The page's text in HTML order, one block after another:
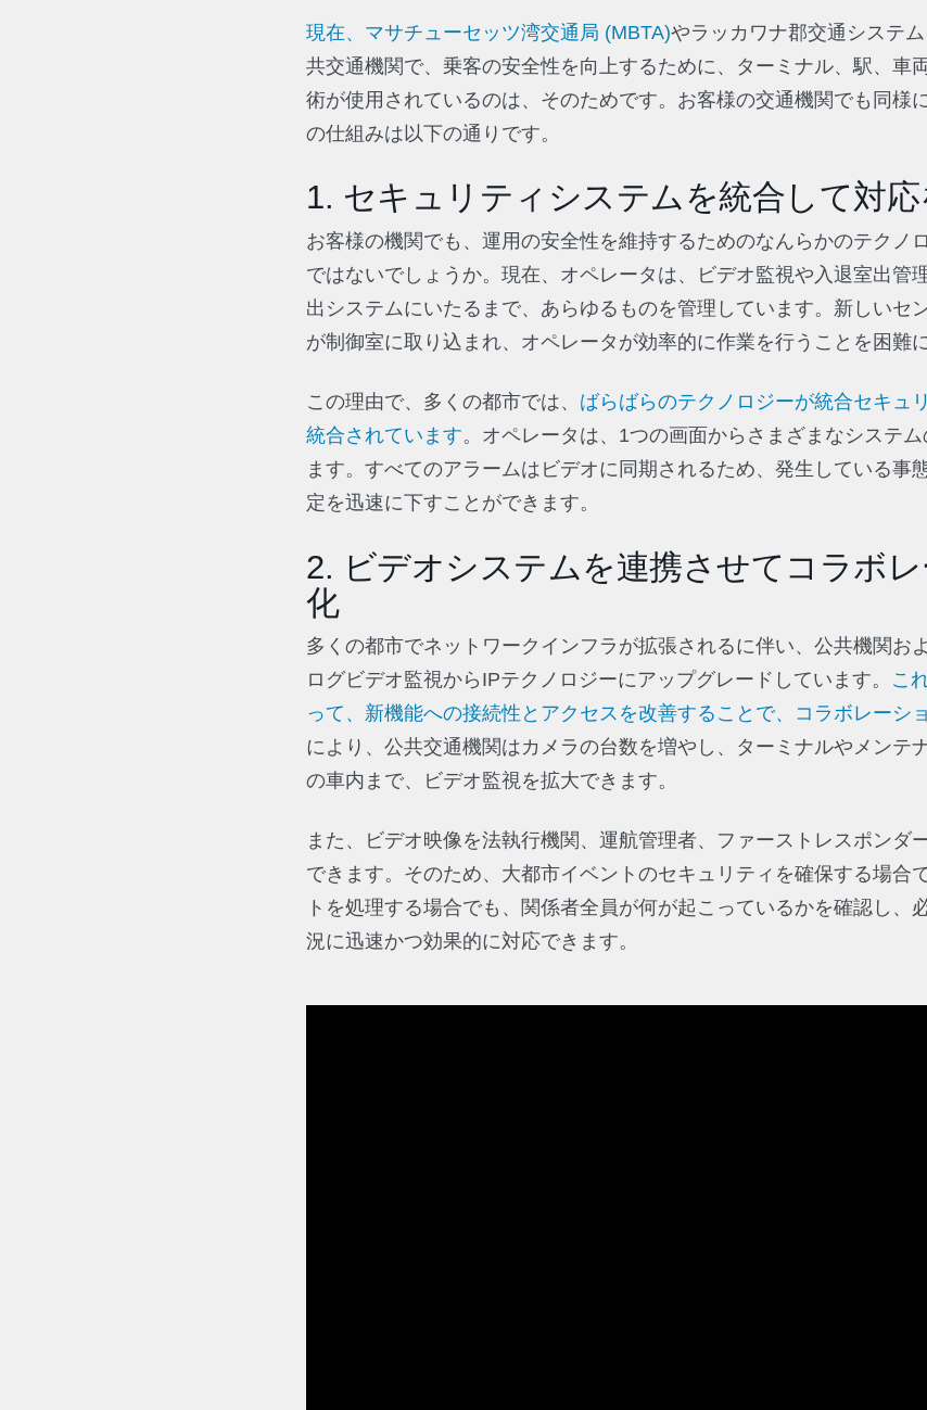
現在、マサチューセッツ湾交通局 (MBTA)やラッカワナ郡交通システ
共交通機関で、乗客の安全性を向上するために、ターミナル、駅、車
術が使用されているのは、そのためです。お客様の交通機関でも同様
の仕組みは以下の通りです。
1. セキュリティシステムを統合して対
お客様の機関でも、運用の安全性を維持するためのなんらかのテクノ
ではないでしょうか。現在、オペレータは、ビデオ監視や入退室出管
出システムにいたるまで、あらゆるものを管理しています。新しいセ
が制御室に取り込まれ、オペレータが効率的に作業を行うことを困難
この理由で、多くの都市では、 ばらばらのテクノロジーが統合セキュ
統合されています。オペレータは、1つの画面からさまざまなシステ
ます。すべてのアラームはビデオに同期されるため、発生している事
定を迅速に下すことができます。
2. ビデオシステムを連携させてコラボ
化
多くの都市でネットワークインフラが拡張されるに伴い、公共機関お
ログビデオ監視からIPテクノロジーにアップグレードしています。 こ
って、新機能への接続性とアクセスを改善することで、コラボレーシ
により、公共交通機関はカメラの台数を増やし、ターミナルやメンテ
の車内まで、ビデオ監視を拡大できます。
また、ビデオ映像を法執行機関、運航管理者、ファーストレスポンダ
できます。そのため、大都市イベントのセキュリティを確保する場合
トを処理する場合でも、関係者全員が何が起こっているかを確認し、
況に迅速かつ効果的に対応できます。